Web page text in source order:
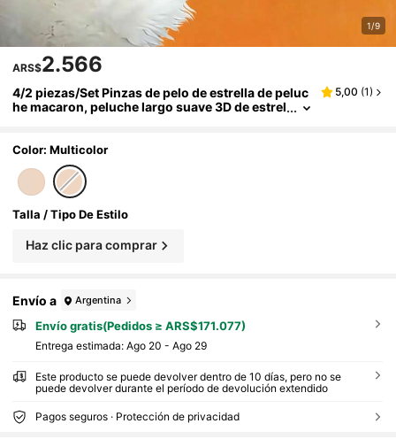
1/9
ARS$2.566
4/2 piezas/Set Pinzas de pelo de estrella de peluc
he macaron, peluche largo suave 3D de estrel
para niñas y mujeres, se puede usar para la escue
la diaria, actividades de fiesta, compatible con est
ilos vintage, dulces, académicos y otros, pinzas d
e pelo
5,00 (1)
Color: Multicolor
Talla / Tipo De Estilo
Haz clic para comprar
Envío a Argentina
Envío gratis(Pedidos ≥ ARS$171.077)
Entrega estimada: Ago 20 - Ago 29
Este producto se puede devolver dentro de 10 días, pero no se
puede devolver durante el período de devolución extendido
Pagos seguros · Protección de privacidad